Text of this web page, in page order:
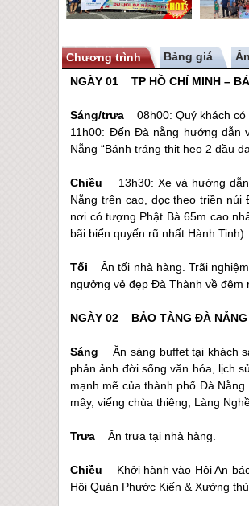
Chương trình Bảng giá
NGÀY 01 TP HỒ CHÍ MINH
Sáng/trưa 08h00: Quý khách có
11h00: Đến Đà nẵng hướng dẫn
Nẵng “Bánh tráng thịt heo 2 đầu
Chiều 13h30: Xe và hướng
Nẵng trên cao, dọc theo triền
nơi có tượng Phật Bà 65m cao
bãi biển quyến rũ nhất Hành Tinh)
TốiĂn tối nhà hàng. Trãi
ngưởng vẻ đẹp Đà Thành về đêm
NGÀY 02 BẢO TÀNGĐÀ NẴNG
SángĂn sáng buffet tại khách
phản ảnh đời sống văn hóa, lịch
mạnh mẽ của thành phố Đà Nẵng
mây, viếng chùa thiêng, Làng
TrưaĂn trưa tại nhà hàng.
Chiều Khởi hành vào Hội An
Hội Quán Phước Kiến & Xưởng